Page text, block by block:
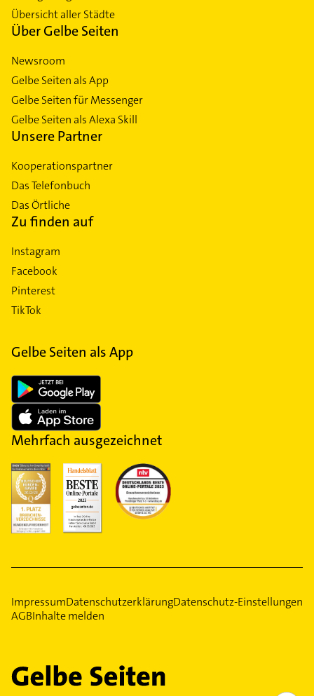
Übersicht aller Städte
Über Gelbe Seiten
Newsroom
Gelbe Seiten als App
Gelbe Seiten für Messenger
Gelbe Seiten als Alexa Skill
Unsere Partner
Kooperationspartner
Das Telefonbuch
Das Örtliche
Zu finden auf
Instagram
Facebook
Pinterest
TikTok
Gelbe Seiten als App
Mehrfach ausgezeichnet
ImpressumDatenschutzerklärungDatenschutz-Einstellungen
AGBInhalte melden